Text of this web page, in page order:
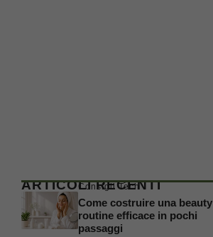
ARTICOLI RECENTI
Consigli Tech
Come costruire una beauty
routine efficace in pochi
passaggi